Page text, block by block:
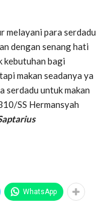
melayani para serdadu
dengan senang hati
kebutuhan bagi
makan seadanya ya
serdadu untuk makan
SS Hermansyah
WhatsApp